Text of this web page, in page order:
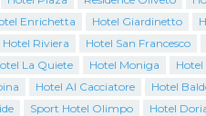
Enrichetta Hotel Giardinetto
Hotel Riviera Hotel San Francesco
La Quiete Hotel Moniga
Hotel Al Cacciatore Hotel
Sport Hotel Olimpo Hotel